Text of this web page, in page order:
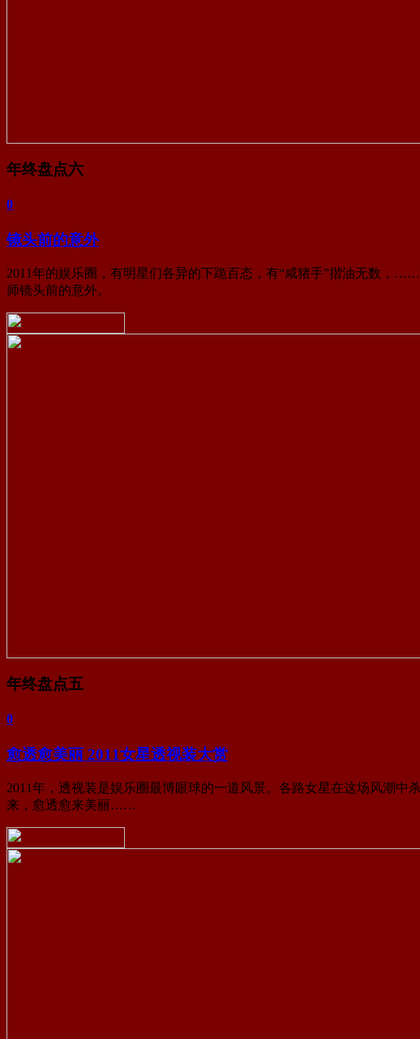
年终盘点六
0
镜头前的意外
2011年的娱乐圈，有明星们各异的下跪百态，有“咸猪手”揩油无数，
师镜头前的意外。
年终盘点五
0
愈透愈美丽 2011女星透视装大赏
2011年，透视装是娱乐圈最博眼球的一道风景。各路女星在这场风潮
来，愈透愈来美丽……